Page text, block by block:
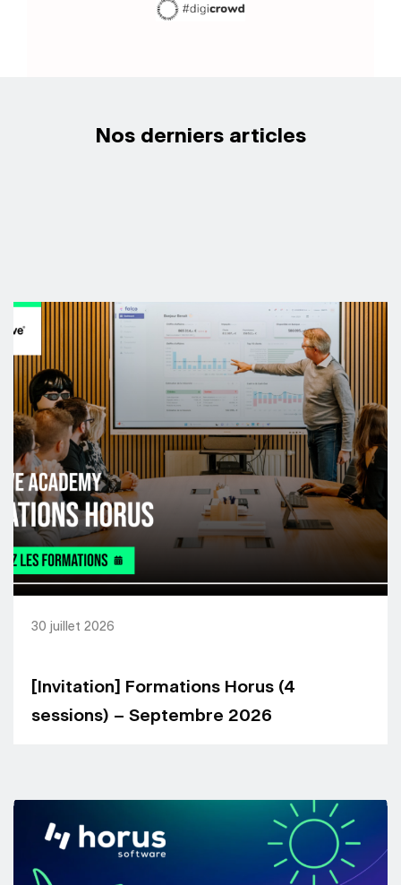
Nos derniers articles
[Invitation] Formations Horus (4
sessions) – Septembre 2026
30 juillet 2026